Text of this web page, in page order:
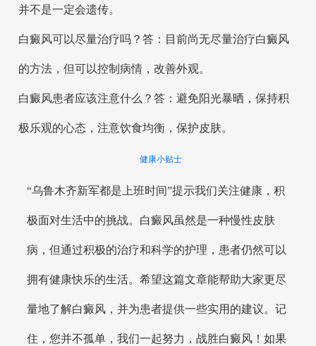
并不是一定会遗传。
白癜风可以尽量治疗吗？答：目前尚无尽量治疗白癜风
的方法，但可以控制病情，改善外观。
白癜风患者应该注意什么？答：避免阳光暴晒，保持积
极乐观的心态，注意饮食均衡，保护皮肤。
健康小贴士
“乌鲁木齐新军都是上班时间”提示我们关注健康，积
极面对生活中的挑战。白癜风虽然是一种慢性皮肤
病，但通过积极的治疗和科学的护理，患者仍然可以
拥有健康快乐的生活。希望这篇文章能帮助大家更尽
量地了解白癜风，并为患者提供一些实用的建议。记
住，您并不孤单，我们一起努力，战胜白癜风！如果